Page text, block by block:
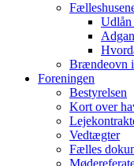
Udlån
Brændeovn
Foreningen
Bestyrelsen
Kort over
Vedtægter
Fælles